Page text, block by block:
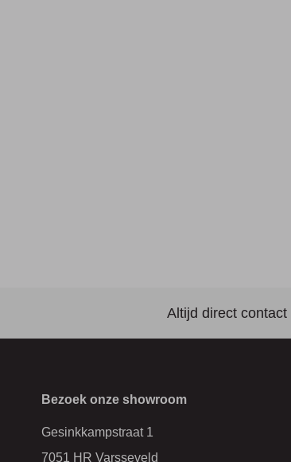
Altijd direct contact
Bezoek onze showroom
Gesinkkampstraat 1
7051 HR Varsseveld